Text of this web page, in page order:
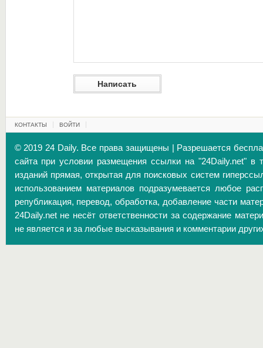
КОНТАКТЫ ВОЙТИ
© 2019 24 Daily. Все права защищены | Разрешается
сайта при условии размещения ссылки на "24Daily.net" в
изданий прямая, открытая для поисковых систем
использованием материалов подразумевается любое
републикация, перевод, обработка, добавление части
24Daily.net не несёт ответственности за содержание
не является и за любые высказывания и комментарии